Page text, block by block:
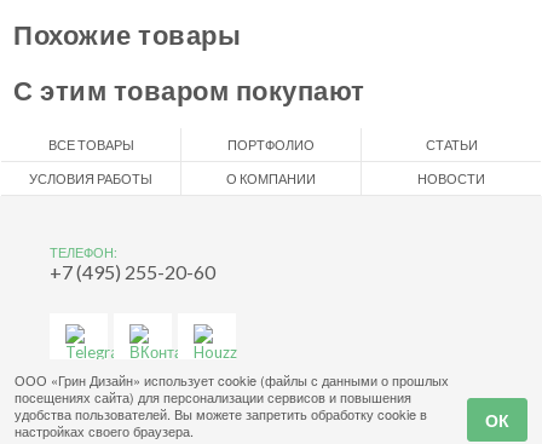
Похожие товары
С этим товаром покупают
ВСЕ ТОВАРЫ ПОРТФОЛИО СТАТЬИ
УСЛОВИЯ РАБОТЫ О КОМПАНИИ НОВОСТИ
ТЕЛЕФОН:
+7 (495) 255-20-60
ООО «Грин Дизайн» использует cookie (файлы с данными о прошлых
посещениях сайта) для персонализации сервисов и повышения
удобства пользователей. Вы можете запретить обработку cookie в
настройках своего браузера.